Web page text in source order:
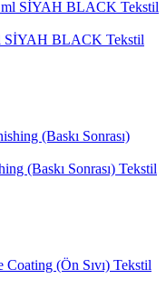
SİYAH BLACK Tekstil
(Baskı Sonrası) Tekstil